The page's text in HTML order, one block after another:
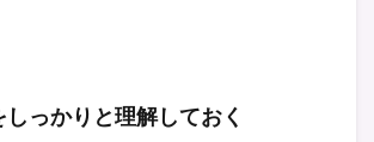
しっかりと理解しておく